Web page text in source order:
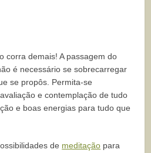
corra demais! A passagem do
é necessário se sobrecarregar
se propôs. Permita-se
e contemplação de tudo
e boas energias para tudo que
de meditação para